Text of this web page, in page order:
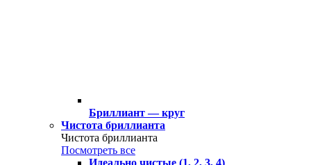
Бриллиант — круг
Чистота бриллианта
Чистота бриллианта
Посмотреть все
Идеально чистые (1, 2, 3, 4)